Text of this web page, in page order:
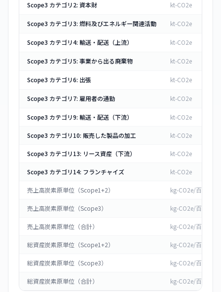
Scope3 カテゴリ2: 資本財 kt-CO2e
Scope3 カテゴリ3: 燃料及びエネルギー関連活動 kt-CO2e
Scope3 カテゴリ4: 輸送・配送（上流） kt-CO2e
Scope3 カテゴリ5: 事業から出る廃棄物 kt-CO2e
Scope3 カテゴリ6: 出張 kt-CO2e
Scope3 カテゴリ7: 雇用者の通勤 kt-CO2e
Scope3 カテゴリ9: 輸送・配送（下流） kt-CO2e
Scope3 カテゴリ10: 販売した製品の加工 kt-CO2e
Scope3 カテゴリ13: リース資産（下流） kt-CO2e
Scope3 カテゴリ14: フランチャイズ kt-CO2e
売上高炭素原単位（Scope1+2） kg-CO2e/百万円
売上高炭素原単位（Scope3） kg-CO2e/百万円
売上高炭素原単位（合計） kg-CO2e/百万円
総資産炭素原単位（Scope1+2） kg-CO2e/百万円
総資産炭素原単位（Scope3） kg-CO2e/百万円
総資産炭素原単位（合計） kg-CO2e/百万円